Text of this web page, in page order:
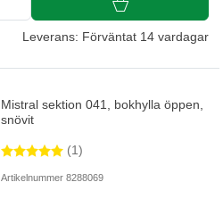
Leverans: Förväntat 14 vardagar
Mistral sektion 041, bokhylla öppen,
snövit
(1)
Artikelnummer 8288069